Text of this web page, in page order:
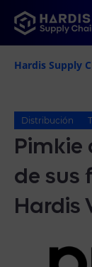
Hardis Supply
Distribución
de sus
Hardis